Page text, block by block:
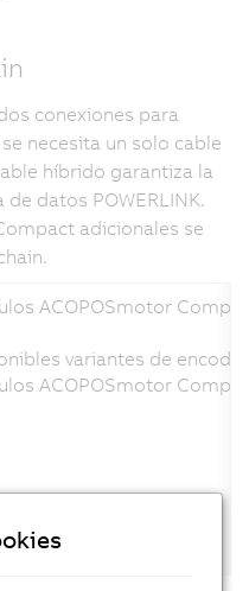
conexiones para
necesita un solo cable
híbrido garantiza la
datos POWERLINK.
adicionales se
ACOPOSmotor
variantes de
ACOPOSmotor